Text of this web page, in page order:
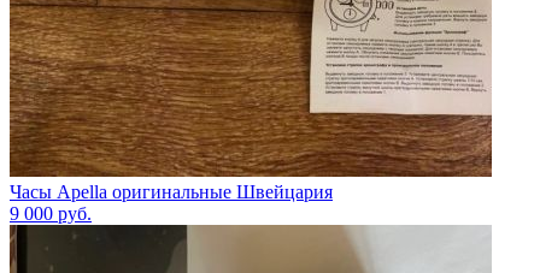
Часы Apella оригинальные Швейцария
9 000 руб.